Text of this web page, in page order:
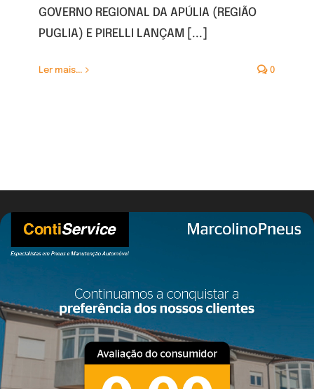
GOVERNO REGIONAL DA APÚLIA (REGIÃO
PUGLIA) E PIRELLI LANÇAM [...]
Ler mais... 0